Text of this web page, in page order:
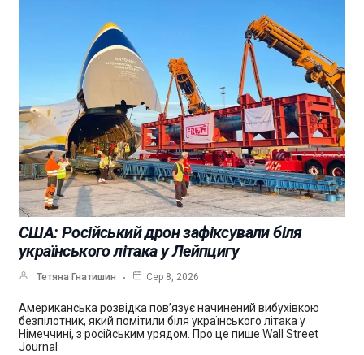
США: Російський дрон зафіксували біля
українського літака у Лейпцигу
Тетяна Гнатишин Сер 8, 2026
Американська розвідка пов’язує начинений вибухівкою
безпілотник, який помітили біля українського літака у
Німеччині, з російським урядом. Про це пише Wall Street
Journal